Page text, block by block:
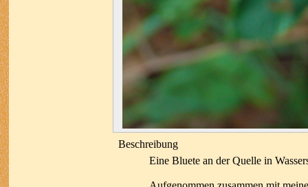
Beschreibung
Eine Bluete an der Quelle in